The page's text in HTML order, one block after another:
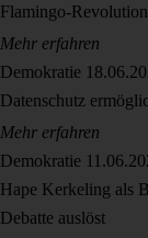
Flamingo-
Mehr erfahren
Demokratie
Datenschutz
Mehr erfahren
Demokratie
Hape Kerkeling als
Debatte auslöst